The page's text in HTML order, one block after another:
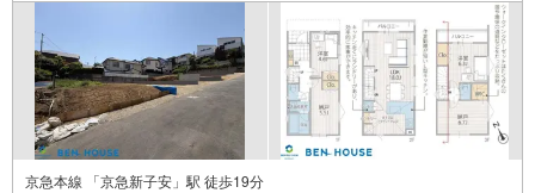
京急本線 「京急新子安」駅 徒歩19分